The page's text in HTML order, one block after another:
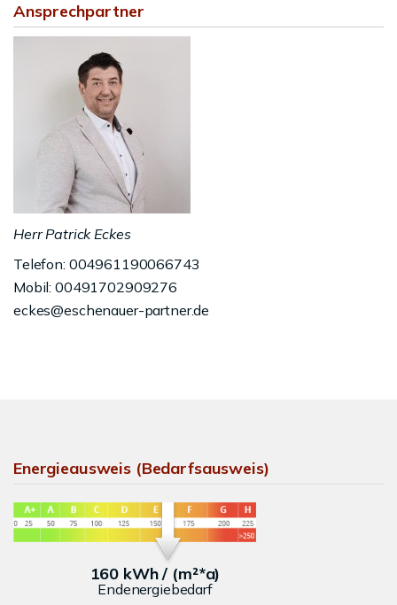
Ansprechpartner
Herr Patrick Eckes
Telefon: 004961190066743
Mobil: 00491702909276
eckes@eschenauer-partner.de
Energieausweis (Bedarfsausweis)
160 kWh / (m²*a)
Endenergiebedarf